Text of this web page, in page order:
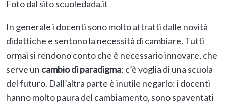
Foto dal sito scuoledada.it
In generale i docenti sono molto attratti dalle novità
didattiche e sentono la necessità di cambiare. Tutti
ormai si rendono conto che è necessario innovare, che
serve un cambio di paradigma: c’è voglia di una scuola
del futuro. Dall’altra parte è inutile negarlo: i docenti
hanno molto paura del cambiamento, sono spaventati